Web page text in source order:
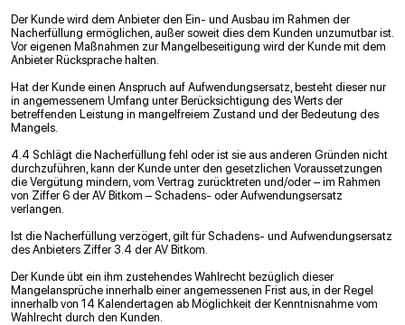
Der Kunde wird dem Anbieter den Ein- und Ausbau im Rahmen der
Nacherfüllung ermöglichen, außer soweit dies dem Kunden unzumutbar ist.
Vor eigenen Maßnahmen zur Mangelbeseitigung wird der Kunde mit dem
Anbieter Rücksprache halten.
Hat der Kunde einen Anspruch auf Aufwendungsersatz, besteht dieser nur
in angemessenem Umfang unter Berücksichtigung des Werts der
betreffenden Leistung in mangelfreiem Zustand und der Bedeutung des
Mangels.
4.4 Schlägt die Nacherfüllung fehl oder ist sie aus anderen Gründen nicht
durchzuführen, kann der Kunde unter den gesetzlichen Voraussetzungen
die Vergütung mindern, vom Vertrag zurücktreten und/oder – im Rahmen
von Ziffer 6 der AV Bitkom – Schadens- oder Aufwendungsersatz
verlangen.
Ist die Nacherfüllung verzögert, gilt für Schadens- und Aufwendungsersatz
des Anbieters Ziffer 3.4 der AV Bitkom.
Der Kunde übt ein ihm zustehendes Wahlrecht bezüglich dieser
Mangelansprüche innerhalb einer angemessenen Frist aus, in der Regel
innerhalb von 14 Kalendertagen ab Möglichkeit der Kenntnisnahme vom
Wahlrecht durch den Kunden.